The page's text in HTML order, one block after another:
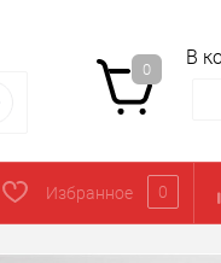
0
В
Избранное 0